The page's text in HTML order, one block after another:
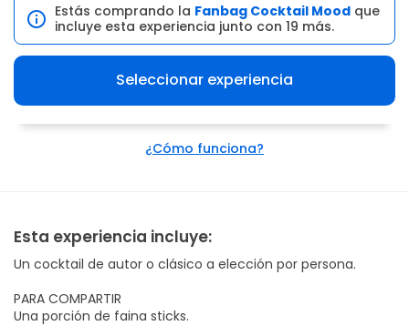
Estás comprando la Fanbag Cocktail Mood que
incluye esta experiencia junto con 19 más.
Seleccionar experiencia
¿Cómo funciona?
Esta experiencia incluye:
Un cocktail de autor o clásico a elección por persona.
PARA COMPARTIR
Una porción de faina sticks.